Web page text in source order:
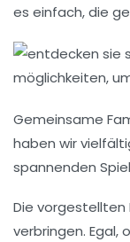
es einfach, die
Gemeinsame
haben wir
spannenden
Die vorgestellten
verbringen.